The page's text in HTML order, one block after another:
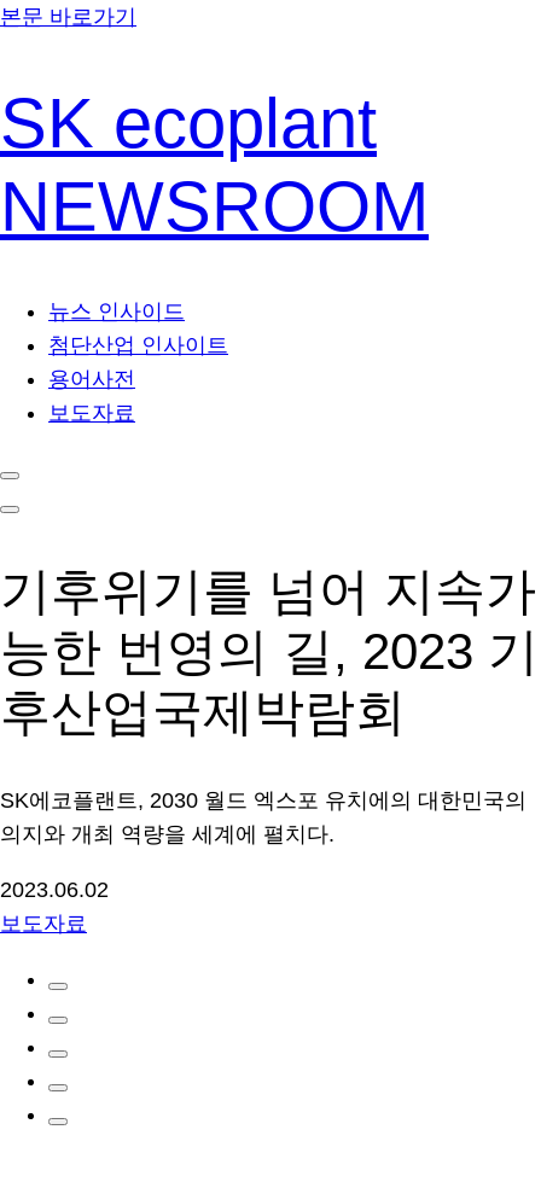
본문 바로가기
SK ecoplant
NEWSROOM
뉴스 인사이드
첨단산업 인사이트
용어사전
보도자료
기후위기를 넘어 지속가
능한 번영의 길, 2023 기
후산업국제박람회
SK에코플랜트, 2030 월드 엑스포 유치에의 대한민국의
의지와 개최 역량을 세계에 펼치다.
2023.06.02
보도자료